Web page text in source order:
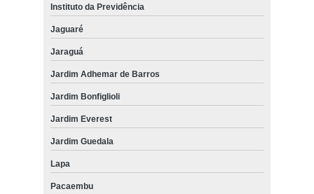
Instituto da Previdência
Jaguaré
Jaraguá
Jardim Adhemar de Barros
Jardim Bonfiglioli
Jardim Everest
Jardim Guedala
Lapa
Pacaembu